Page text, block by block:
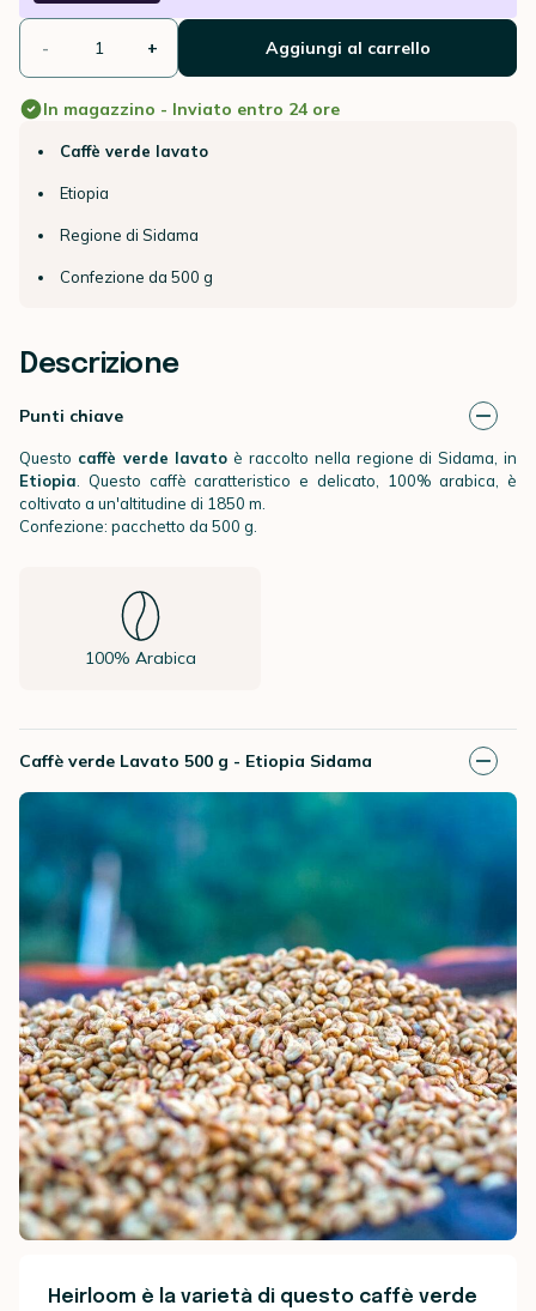
- + Aggiungi al carrello
In magazzino - Inviato entro 24 ore
Caffè verde lavato
Etiopia
Regione di Sidama
Confezione da 500 g
Descrizione
Punti chiave
Questo caffè verde lavato è raccolto nella regione di Sidama, in
Etiopia . Questo caffè caratteristico e delicato, 100% arabica, è
coltivato a un'altitudine di 1850 m.
Confezione: pacchetto da 500 g.
100% Arabica
Caffè verde Lavato 500 g - Etiopia Sidama
Heirloom è la varietà di questo caffè verde